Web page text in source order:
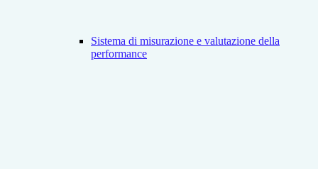
Sistema di misurazione e valutazione della
performance